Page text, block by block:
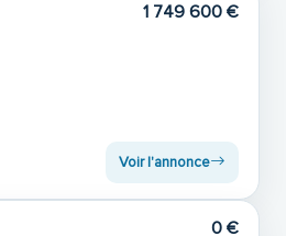
1 749 600 €
Voir l'annonce
0 €